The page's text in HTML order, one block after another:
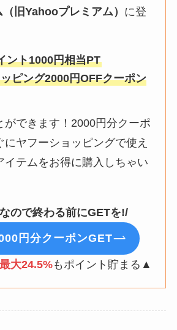
旧Yahooプレミアム） に登
ント1000円相当PT
ピング2000円OFFクーポン
ができます！2000円分クーポ
にヤフーショッピングで使え
イテムをお得に購入しちゃい
ので終わる前にGETを!/
円分クーポンGET
大24.5%もポイント貯まる▲